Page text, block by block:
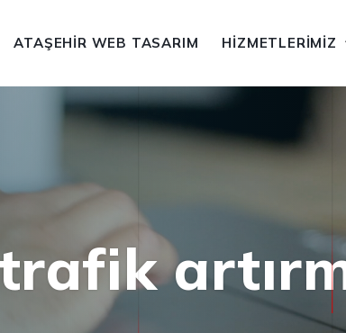
ATAŞEHIR WEB TASARIM HIZMETLERIMIZ